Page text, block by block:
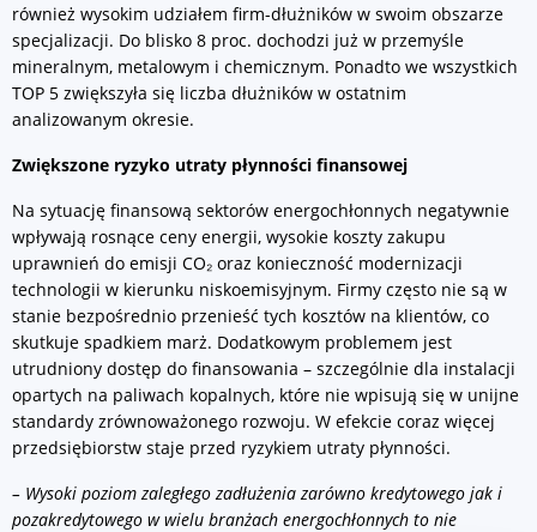
również wysokim udziałem firm-dłużników w swoim obszarze
specjalizacji. Do blisko 8 proc. dochodzi już w przemyśle
mineralnym, metalowym i chemicznym. Ponadto we wszystkich
TOP 5 zwiększyła się liczba dłużników w ostatnim
analizowanym okresie.
Zwiększone ryzyko utraty płynności finansowej
Na sytuację finansową sektorów energochłonnych negatywnie
wpływają rosnące ceny energii, wysokie koszty zakupu
uprawnień do emisji CO₂ oraz konieczność modernizacji
technologii w kierunku niskoemisyjnym. Firmy często nie są w
stanie bezpośrednio przenieść tych kosztów na klientów, co
skutkuje spadkiem marż. Dodatkowym problemem jest
utrudniony dostęp do finansowania – szczególnie dla instalacji
opartych na paliwach kopalnych, które nie wpisują się w unijne
standardy zrównoważonego rozwoju. W efekcie coraz więcej
przedsiębiorstw staje przed ryzykiem utraty płynności.
– Wysoki poziom zaległego zadłużenia zarówno kredytowego jak i
pozakredytowego w wielu branżach energochłonnych to nie